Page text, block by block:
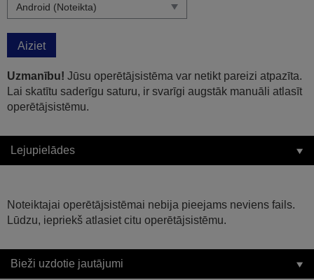
Aiziet
Uzmanību! Jūsu operētājsistēma var netikt pareizi atpazīta.
Lai skatītu saderīgu saturu, ir svarīgi augstāk manuāli atlasīt
operētājsistēmu.
Lejupielādes
Noteiktajai operētājsistēmai nebija pieejams neviens fails.
Lūdzu, iepriekš atlasiet citu operētājsistēmu.
Bieži uzdotie jautājumi